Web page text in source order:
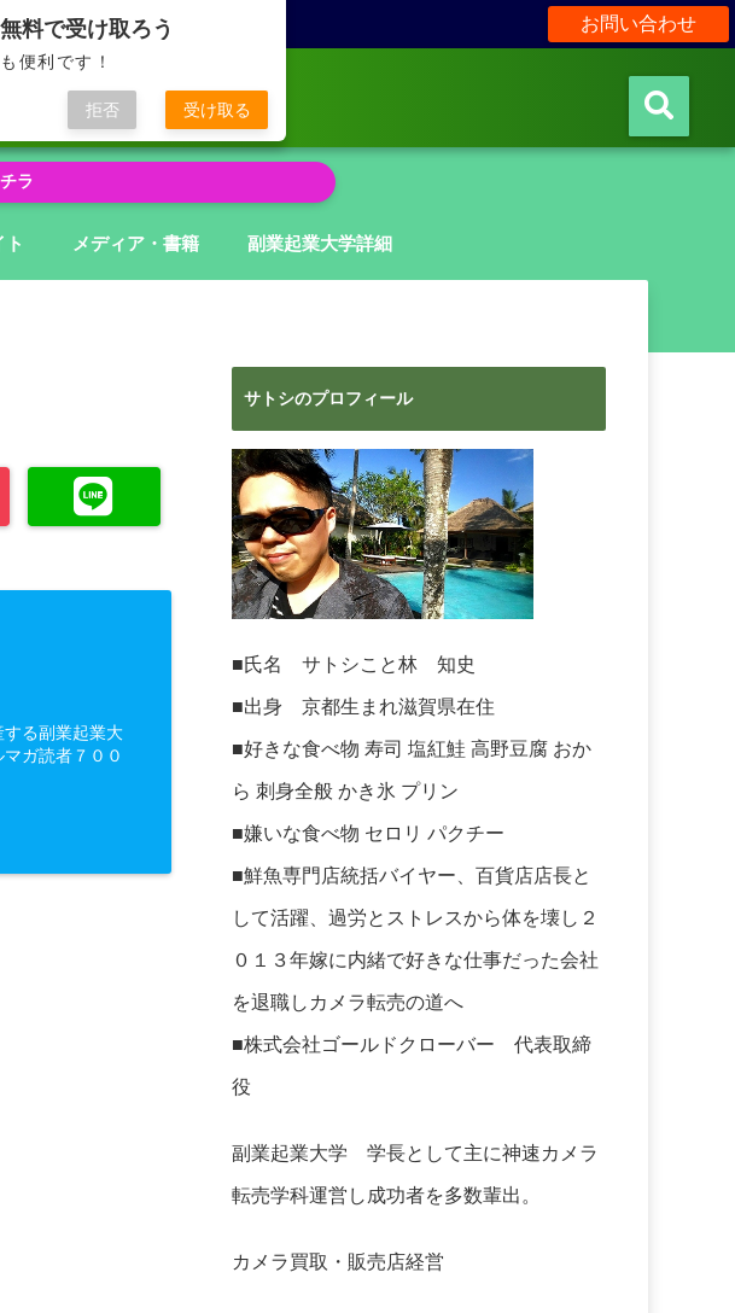
お問い合わせ
アップ
０円物販
ラ
メディア・書籍 副業起業大学詳細
る副業起業大
ガ読者７００
サトシのプロフィール
■氏名 サトシこと林 知史
■出身 京都生まれ滋賀県在住
■好きな食べ物 寿司 塩紅鮭 高野豆腐 おか
ら 刺身全般 かき氷 プリン
■嫌いな食べ物 セロリ パクチー
■鮮魚専門店統括バイヤー、百貨店店長と
して活躍、過労とストレスから体を壊し２
０１３年嫁に内緒で好きな仕事だった会社
を退職しカメラ転売の道へ
■株式会社ゴールドクローバー 代表取締
役
副業起業大学 学長として主に神速カメラ
転売学科運営し成功者を多数輩出。
カメラ買取・販売店経営
料で受け取ろう
便利です！
拒否 受け取る